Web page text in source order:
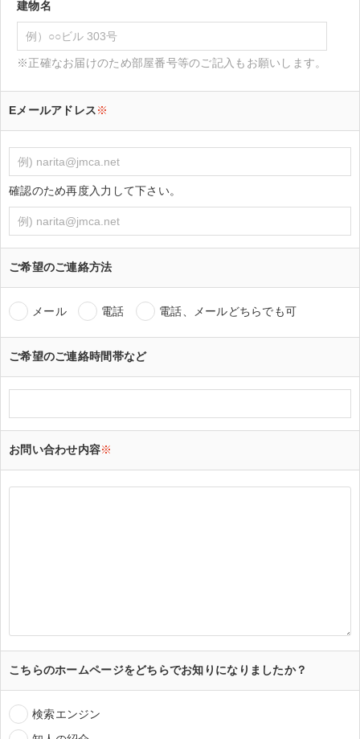
建物名
※正確なお届けのため部屋番号等のご記入もお願いします。
Eメールアドレス※
確認のため再度入力して下さい。
ご希望のご連絡方法
メール 電話 電話、メールどちらでも可
ご希望のご連絡時間帯など
お問い合わせ内容※
こちらのホームページをどちらでお知りになりましたか？
検索エンジン